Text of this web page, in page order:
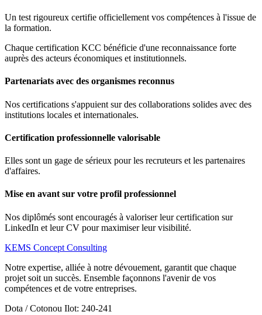
Un test rigoureux certifie officiellement vos compétences à l'issue de
la formation.
Chaque certification KCC bénéficie d'une reconnaissance forte
auprès des acteurs économiques et institutionnels.
Partenariats avec des organismes reconnus
Nos certifications s'appuient sur des collaborations solides avec des
institutions locales et internationales.
Certification professionnelle valorisable
Elles sont un gage de sérieux pour les recruteurs et les partenaires
d'affaires.
Mise en avant sur votre profil professionnel
Nos diplômés sont encouragés à valoriser leur certification sur
LinkedIn et leur CV pour maximiser leur visibilité.
KEMS Concept Consulting
Notre expertise, alliée à notre dévouement, garantit que chaque
projet soit un succès. Ensemble façonnons l'avenir de vos
compétences et de votre entreprises.
Dota / Cotonou Ilot: 240-241